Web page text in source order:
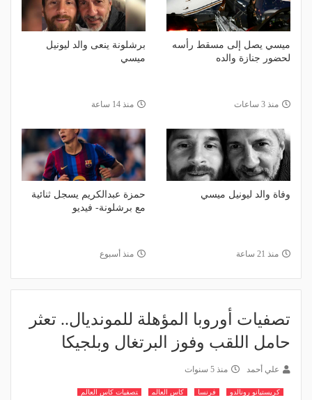
ميسي يصل إلى مسقط رأسه
لحضور جنازة والده
منذ 3 ساعات
برشلونة ينعى والد ليونيل
ميسي
منذ 14 ساعة
وفاة والد ليونيل ميسي
منذ 21 ساعة
حمزة عبدالكريم يسجل ثنائية
مع برشلونة- فيديو
منذ أسبوع
تصفيات أوروبا المؤهلة للمونديال.. تعثر
حامل اللقب وفوز البرتغال وبلجيكا
علي أحمد منذ 5 سنوات
كريستيانو رونالدو فرنسا كاس العالم تصفيات كاس العالم